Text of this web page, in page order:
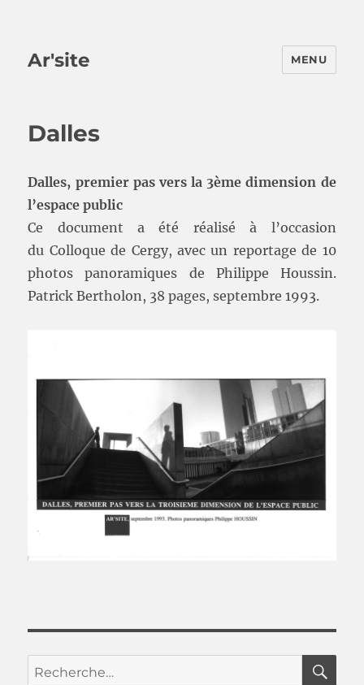
Ar'site MENU
Dalles
Dalles, premier pas vers la 3ème dimension de
l’espace public
Ce document a été réalisé à l’occasion
du Colloque de Cergy, avec un reportage de 10
photos panoramiques de Philippe Houssin.
Patrick Bertholon, 38 pages, septembre 1993.
Recherche